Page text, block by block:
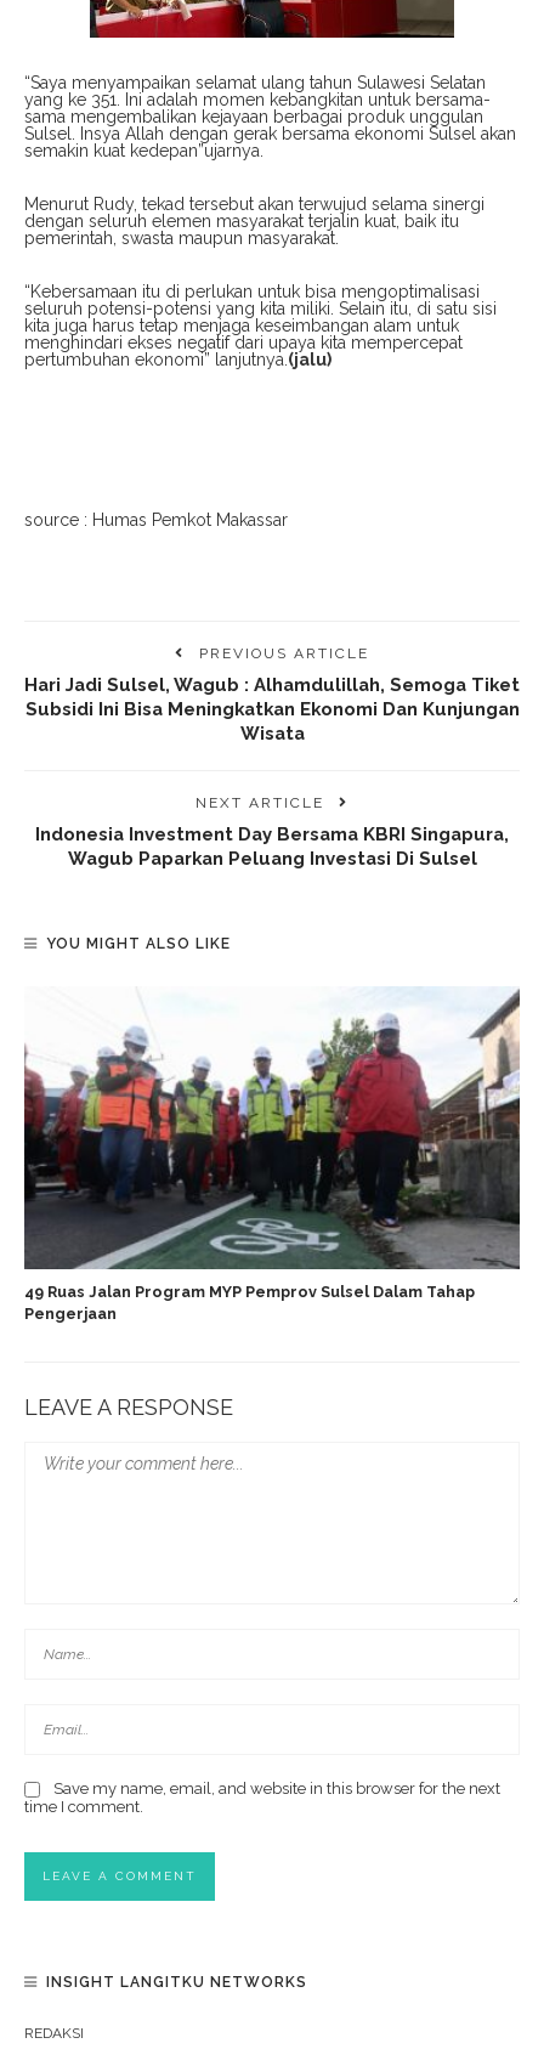
“Saya menyampaikan selamat ulang tahun Sulawesi Selatan
yang ke 351. Ini adalah momen kebangkitan untuk bersama-
sama mengembalikan kejayaan berbagai produk unggulan
Sulsel. Insya Allah dengan gerak bersama ekonomi Sulsel akan
semakin kuat kedepan”ujarnya.
Menurut Rudy, tekad tersebut akan terwujud selama sinergi
dengan seluruh elemen masyarakat terjalin kuat, baik itu
pemerintah, swasta maupun masyarakat.
“Kebersamaan itu di perlukan untuk bisa mengoptimalisasi
seluruh potensi-potensi yang kita miliki. Selain itu, di satu sisi
kita juga harus tetap menjaga keseimbangan alam untuk
menghindari ekses negatif dari upaya kita mempercepat
pertumbuhan ekonomi” lanjutnya. (jalu)
source : Humas Pemkot Makassar
PREVIOUS ARTICLE
Hari Jadi Sulsel, Wagub : Alhamdulillah, Semoga Tiket
Subsidi Ini Bisa Meningkatkan Ekonomi Dan Kunjungan
Wisata
NEXT ARTICLE
Indonesia Investment Day Bersama KBRI Singapura,
Wagub Paparkan Peluang Investasi Di Sulsel
YOU MIGHT ALSO LIKE
49 Ruas Jalan Program MYP Pemprov Sulsel Dalam Tahap
Pengerjaan
LEAVE A RESPONSE
Save my name, email, and website in this browser for the next
time I comment.
INSIGHT LANGITKU NETWORKS
REDAKSI